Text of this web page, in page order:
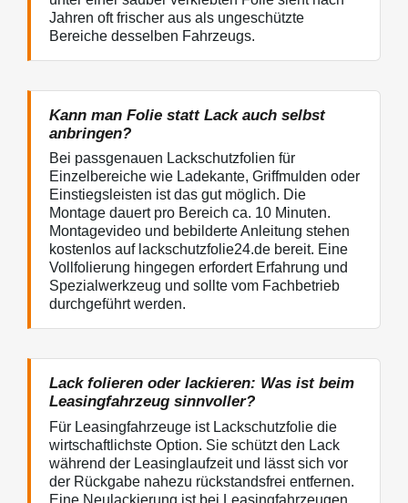
Jahren oft frischer aus als ungeschützte
Bereiche desselben Fahrzeugs.
Kann man Folie statt Lack auch selbst
anbringen?
Bei passgenauen Lackschutzfolien für
Einzelbereiche wie Ladekante, Griffmulden oder
Einstiegsleisten ist das gut möglich. Die
Montage dauert pro Bereich ca. 10 Minuten.
Montagevideo und bebilderte Anleitung stehen
kostenlos auf lackschutzfolie24.de bereit. Eine
Vollfolierung hingegen erfordert Erfahrung und
Spezialwerkzeug und sollte vom Fachbetrieb
durchgeführt werden.
Lack folieren oder lackieren: Was ist beim
Leasingfahrzeug sinnvoller?
Für Leasingfahrzeuge ist Lackschutzfolie die
wirtschaftlichste Option. Sie schützt den Lack
während der Leasinglaufzeit und lässt sich vor
der Rückgabe nahezu rückstandsfrei entfernen.
Eine Neulackierung ist bei Leasingfahrzeugen